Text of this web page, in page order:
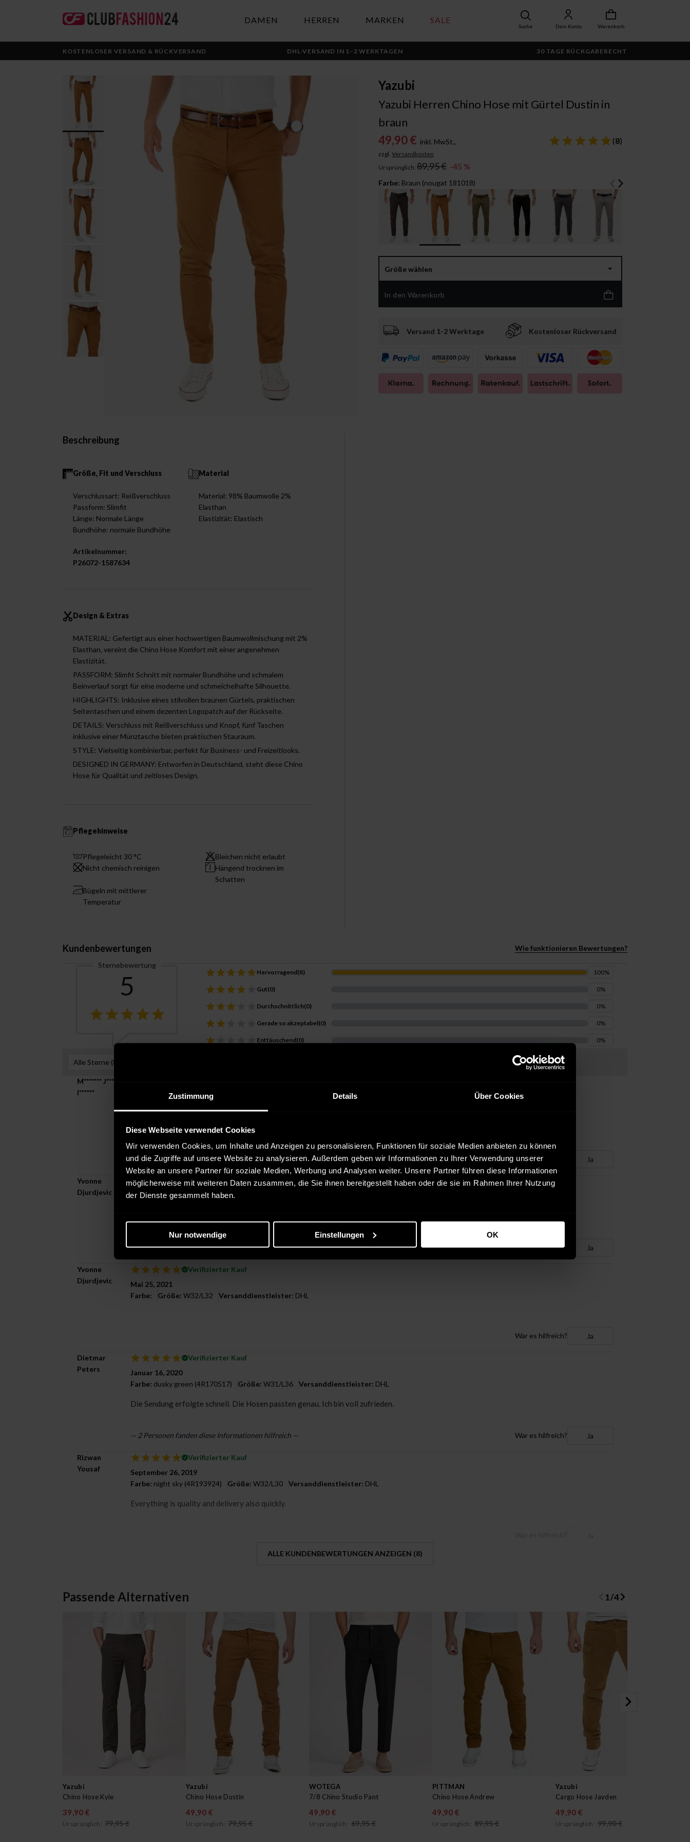
Zustimmung Details Über Cookies
Diese Webseite verwendet Cookies
Wir verwenden Cookies, um Inhalte und Anzeigen zu personalisieren, Funktionen für soziale Medien anbieten zu können
und die Zugriffe auf unsere Website zu analysieren. Außerdem geben wir Informationen zu Ihrer Verwendung unserer
Website an unsere Partner für soziale Medien, Werbung und Analysen weiter. Unsere Partner führen diese Informationen
möglicherweise mit weiteren Daten zusammen, die Sie ihnen bereitgestellt haben oder die sie im Rahmen Ihrer Nutzung
der Dienste gesammelt haben.
Nur notwendige Einstellungen OK
DAMEN HERREN MARKEN SALE
Suche Dein Konto Warenkorb
KOSTENLOSER VERSAND & RÜCKVERSAND DHL-VERSAND IN 1–2 WERKTAGEN 30 TAGE RÜCKGABERECHT
Yazubi
Yazubi Herren Chino Hose mit Gürtel Dustin in
braun
49,90 € inkl. MwSt.,
zzgl. Versandkosten
Ursprünglich: 89,95 € -45 %
(8)
Farbe: Braun (nougat 181018)
Größe wählen
In den Warenkorb
Versand 1-2 Werktage Kostenloser Rückversand
Beschreibung
Größe, Fit und Verschluss
Verschlussart: Reißverschluss
Passform: Slimfit
Länge: Normale Länge
Bundhöhe: normale Bundhöhe
Artikelnummer:
P26072-1587634
Material
Material: 98% Baumwolle 2%
Elasthan
Elastizität: Elastisch
Design & Extras
MATERIAL: Gefertigt aus einer hochwertigen Baumwollmischung mit 2%
Elasthan, vereint die Chino Hose Komfort mit einer angenehmen
Elastizität.
PASSFORM: Slimfit Schnitt mit normaler Bundhöhe und schmalem
Beinverlauf sorgt für eine moderne und schmeichelhafte Silhouette.
HIGHLIGHTS: Inklusive eines stilvollen braunen Gürtels, praktischen
Seitentaschen und einem dezenten Logopatch auf der Rückseite.
DETAILS: Verschluss mit Reißverschluss und Knopf, fünf Taschen
inklusive einer Münztasche bieten praktischen Stauraum.
STYLE: Vielseitig kombinierbar, perfekt für Business- und Freizeitlooks.
DESIGNED IN GERMANY: Entworfen in Deutschland, steht diese Chino
Hose für Qualität und zeitloses Design.
Pflegehinweise
Pflegeleicht 30 °C
Bleichen nicht erlaubt
Nicht chemisch reinigen
Hängend trocknen im
Schatten
Bügeln mit mittlerer
Temperatur
Kundenbewertungen
Wie funktionieren Bewertungen?
Sternebewertung
5 Hervorragend(8) 100%
Gut(0) 0%
Durchschnittlich(0) 0%
Gerade so akzeptabel(0) 0%
Enttäuschend(0) 0%
Alle Sterne (8
M******* J****
I******
Mai 23, 2021
Alles Super, ich bin zufrieden
— 1 Person fand diese Informationen hilfreich — War es hilfreich? Ja
Yvonne
Djurdjevic
Verifizierter Kauf
Mai 25, 2021
—2Personen fanden diese Informationen hilfreich — War es hilfreich? Ja
Yvonne
Djurdjevic
Verifizierter Kauf
Mai 25, 2021
Farbe:
Größe: W32/L32 Versanddienstleister: DHL
War es hilfreich? Ja
Dietmar
Peters
Verifizierter Kauf
Januar 16, 2020
Farbe: dusky green (4R170517) Größe: W31/L36 Versanddienstleister: DHL
Die Sendung erfolgte schnell. Die Hosen passten genau. Ich bin voll zufrieden.
— 2Personen fanden diese Informationen hilfreich — War es hilfreich? Ja
Rizwan
Yousaf
Verifizierter Kauf
September 26, 2019
Farbe: night sky (4R193924) Größe: W32/L30 Versanddienstleister: DHL
Everything is quality and delivery also quickly.
ALLE KUNDENBEWERTUNGEN ANZEIGEN (8)
Passende Alternativen 1/4
Yazubi
Chino Hose Kyle
39,90 €
Ursprünglich: 79,95 €
Yazubi
Chino Hose Dustin
49,90 €
Ursprünglich: 79,95 €
WOTEGA
7/8 Chino Studio Pant
49,90 €
Ursprünglich: 69,95 €
PITTMAN
Chino Hose Andrew
49,90 €
Ursprünglich: 89,95 €
Yazubi
Cargo Hose Jayden
49,90 €
Ursprünglich: 99,90 €